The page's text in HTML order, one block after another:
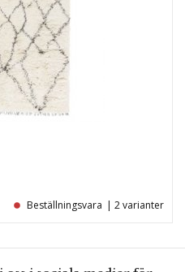
Beställningsvara | 2 varianter